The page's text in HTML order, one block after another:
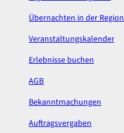
Übernachten in der Region
Veranstaltungskalender
Erlebnisse buchen
AGB
Bekanntmachungen
Auftragsvergaben